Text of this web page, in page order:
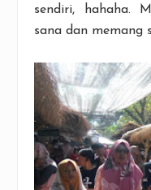
sendiri, hahaha.
sana dan memang